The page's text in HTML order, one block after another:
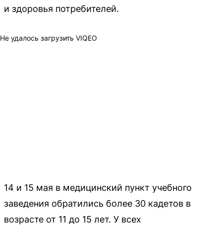
и здоровья потребителей.
Не удалось загрузить VIQEO
14 и 15 мая в медицинский пункт учебного
заведения обратились более 30 кадетов в
возрасте от 11 до 15 лет. У всех